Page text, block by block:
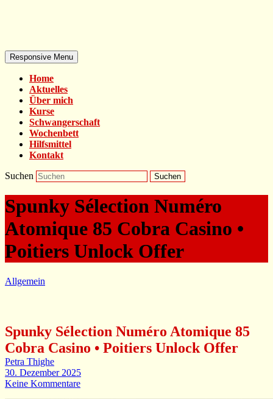
Responsive Menu
Home
Aktuelles
Über mich
Kurse
Schwangerschaft
Wochenbett
Hilfsmittel
Kontakt
Suchen
Spunky Sélection Numéro
Atomique 85 Cobra Casino •
Poitiers Unlock Offer
Allgemein
Spunky Sélection Numéro Atomique 85
Cobra Casino • Poitiers Unlock Offer
Petra Thighe
30. Dezember 2025
Keine Kommentare